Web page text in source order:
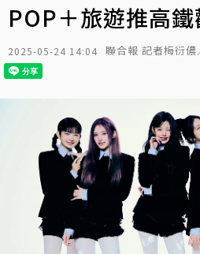
POP＋旅遊推高
2025-05-24 14:04 聯合報 記者梅衍儂